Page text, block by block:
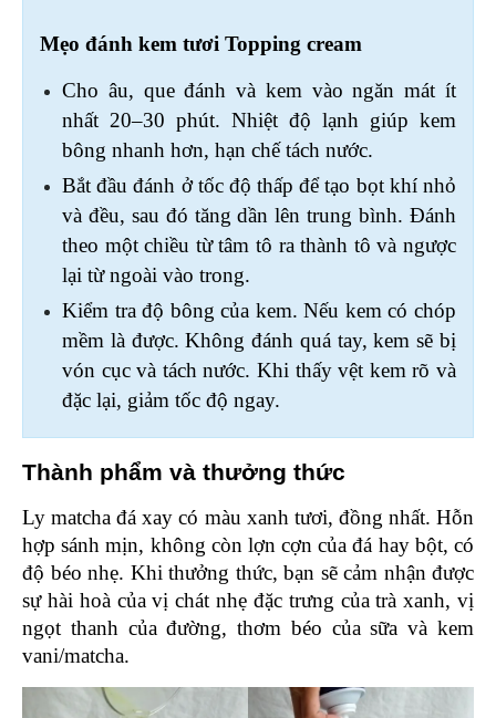
Mẹo đánh kem tươi Topping cream
Cho âu, que đánh và kem vào ngăn mát ít
nhất 20–30 phút. Nhiệt độ lạnh giúp kem
bông nhanh hơn, hạn chế tách nước.
Bắt đầu đánh ở tốc độ thấp để tạo bọt khí nhỏ
và đều, sau đó tăng dần lên trung bình. Đánh
theo một chiều từ tâm tô ra thành tô và ngược
lại từ ngoài vào trong.
Kiểm tra độ bông của kem. Nếu kem có chóp
mềm là được. Không đánh quá tay, kem sẽ bị
vón cục và tách nước. Khi thấy vệt kem rõ và
đặc lại, giảm tốc độ ngay.
Thành phẩm và thưởng thức
Ly matcha đá xay có màu xanh tươi, đồng nhất. Hỗn
hợp sánh mịn, không còn lợn cợn của đá hay bột, có
độ béo nhẹ. Khi thưởng thức, bạn sẽ cảm nhận được
sự hài hoà của vị chát nhẹ đặc trưng của trà xanh, vị
ngọt thanh của đường, thơm béo của sữa và kem
vani/matcha.